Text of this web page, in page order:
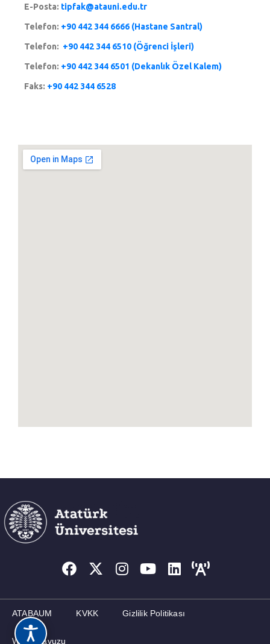
E-Posta: tipfak@atauni.edu.tr
Telefon: +90 442 344 6666 (Hastane Santral)
Telefon: +90 442 344 6510 (Öğrenci İşleri)
Telefon: +90 442 344 6501 (Dekanlık Özel Kalem)
Faks: +90 442 344 6528
ATABAUM KVKK Gizlilik Politikası
Web Kılavuzu